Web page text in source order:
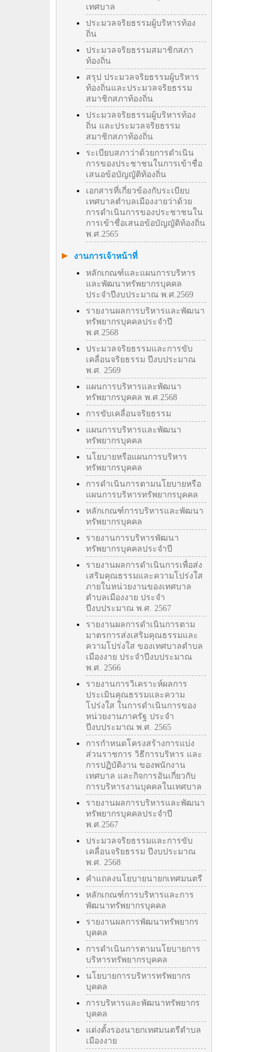
เทศบาล
ประมวลจริยธรรมผู้บริหารท้อง
ถิ่น
ประมวลจริยธรรมสมาชิกสภา
ท้องถิ่น
สรุป ประมวลจริยธรรมผู้บริหาร
ท้องถิ่นและประมวลจริยธรรม
สมาชิกสภาท้องถิ่น
ประมวลจริยธรรมผู้บริหารท้อง
ถิ่น และประมวลจริยธรรม
สมาชิกสภาท้องถิ่น
ระเบียบสภาว่าด้วยการดำเนิน
การของประชาชนในการเข้าชื่อ
เสนอข้อบัญญัติท้องถิ่น
เอกสารที่เกี่ยวข้องกับระเบียบ
เทศบาลตำบลเมืองงายว่าด้วย
การดำเนินการของประชาชนใน
การเข้าชื่อเสนอข้อบัญญัติท้องถิ่น
พ.ศ.2565
งานการเจ้าหน้าที่
หลักเกณฑ์และแผนการบริหาร
และพัฒนาทรัพยากรบุคคล
ประจำปีงบประมาณ พ.ศ.2569
รายงานผลการบริหารและพัฒนา
ทรัพยากรบุคคลประจำปี
พ.ศ.2568
ประมวลจริยธรรมและการขับ
เคลื่อนจริยธรรม ปีงบประมาณ
พ.ศ. 2569
แผนการบริหารและพัฒนา
ทรัพยากรบุคคล พ.ศ.2568
การขับเคลื่อนจริยธรรม
แผนการบริหารและพัฒนา
ทรัพยากรบุคคล
นโยบายหรือแผนการบริหาร
ทรัพยากรบุคคล
การดำเนินการตามนโยบายหรือ
แผนการบริหารทรัพยากรบุคคล
หลักเกณฑ์การบริหารและพัฒนา
ทรัพยากรบุคคล
รายงานการบริหารพัฒนา
ทรัพยากรบุคคลประจำปี
รายงานผลการดำเนินการเพื่อส่ง
เสริมคุณธรรมและความโปร่งใส
ภายในหน่วยงานของเทศบาล
ตำบลเมืองงาย ประจำ
ปีงบประมาณ พ.ศ. 2567
รายงานผลการดำเนินการตาม
มาตรการส่งเสริมคุณธรรมและ
ความโปร่งใส ของเทศบาลตำบล
เมืองงาย ประจำปีงบประมาณ
พ.ศ. 2566
รายงานการวิเคราะห์ผลการ
ประเมินคุณธรรมและความ
โปร่งใส ในการดำเนินการของ
หน่วยงานภาครัฐ ประจำ
ปีงบประมาณ พ.ศ. 2565
การกำหนดโครงสร้างการแบ่ง
ส่วนราชการ วิธีการบริหาร และ
การปฏิบัติงาน ของพนักงาน
เทศบาล และกิจการอันเกี่ยวกับ
การบริหารงานบุคคลในเทศบาล
รายงานผลการบริหารและพัฒนา
ทรัพยากรบุคคลประจำปี
พ.ศ.2567
ประมวลจริยธรรมและการขับ
เคลื่อนจริยธรรม ปีงบประมาณ
พ.ศ. 2568
คำแถลงนโยบายนายกเทศมนตรี
หลักเกณฑ์การบริหารและการ
พัฒนาทรัพยากรบุคคล
รายงานผลการพัฒนาทรัพยากร
บุคคล
การดำเนินการตามนโยบายการ
บริหารทรัพยากรบุคคล
นโยบายการบริหารทรัพยากร
บุคคล
การบริหารและพัฒนาทรัพยากร
บุคคล
แต่งตั้งรองนายกเทศมนตรีตำบล
เมืองงาย